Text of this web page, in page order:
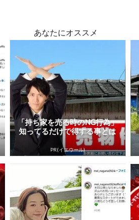
あなたにオススメ
「持ち家を売る時のNG行為」
知ってるだけで得する事とは
PR(イエウール)